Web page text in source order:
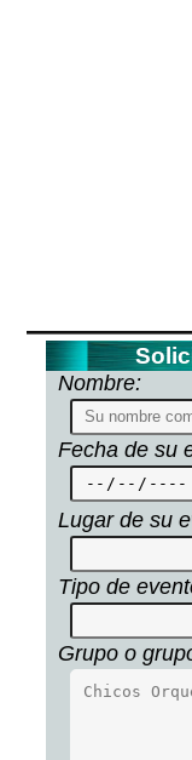
Nombre:
Fecha de su
Lugar de su
Tipo de
Grupo o